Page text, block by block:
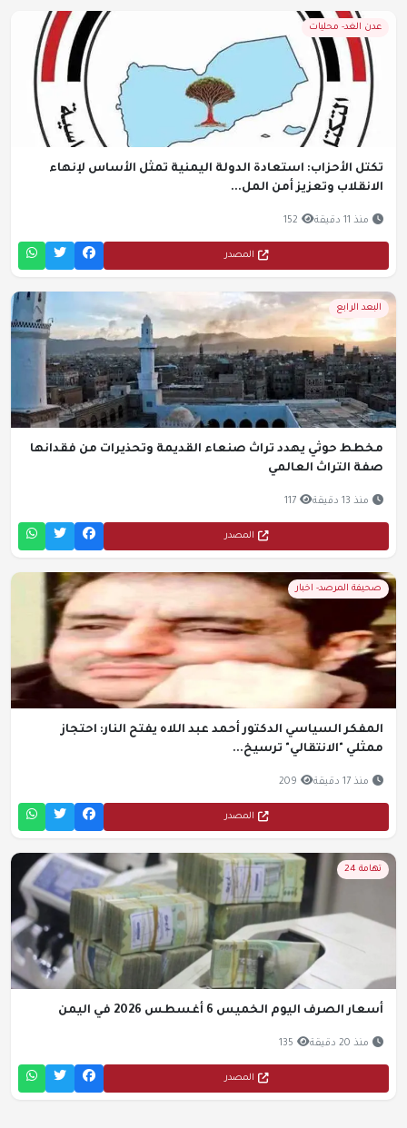
عدن الغد- محليات
تكتل الأحزاب: استعادة الدولة اليمنية تمثل الأساس لإنهاء
الانقلاب وتعزيز أمن المل...
منذ 11 دقيقة 152
المصدر
البعد الرابع
مخطط حوثي يهدد تراث صنعاء القديمة وتحذيرات من فقدانها
صفة التراث العالمي
منذ 13 دقيقة 117
المصدر
صحيفة المرصد- اخبار
المفكر السياسي الدكتور أحمد عبد اللاه يفتح النار: احتجاز
ممثلي "الانتقالي" ترسيخ...
منذ 17 دقيقة 209
المصدر
تهامة 24
أسعار الصرف اليوم الخميس 6 أغسطس 2026 في اليمن
منذ 20 دقيقة 135
المصدر